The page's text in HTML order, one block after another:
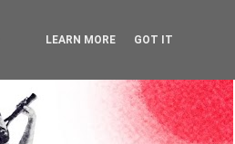
LEARN MORE GOT IT